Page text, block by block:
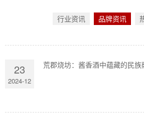
行业资讯 品牌资讯
23
2024-12
荒郡烧坊：酱香酒中蕴藏的民族